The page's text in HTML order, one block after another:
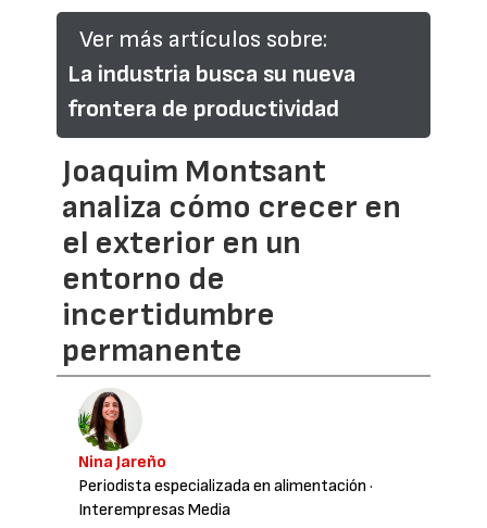
Ver más artículos sobre:
La industria busca su nueva
frontera de productividad
Joaquim Montsant
analiza cómo crecer en
el exterior en un
entorno de
incertidumbre
permanente
Nina Jareño
Periodista especializada en alimentación ·
Interempresas Media